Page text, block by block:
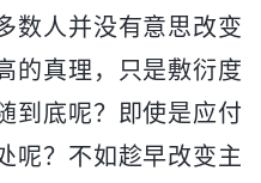
数人并没有意思改变
的真理，只是敷衍度
到底呢？即使是应付
呢？不如趁早改变主